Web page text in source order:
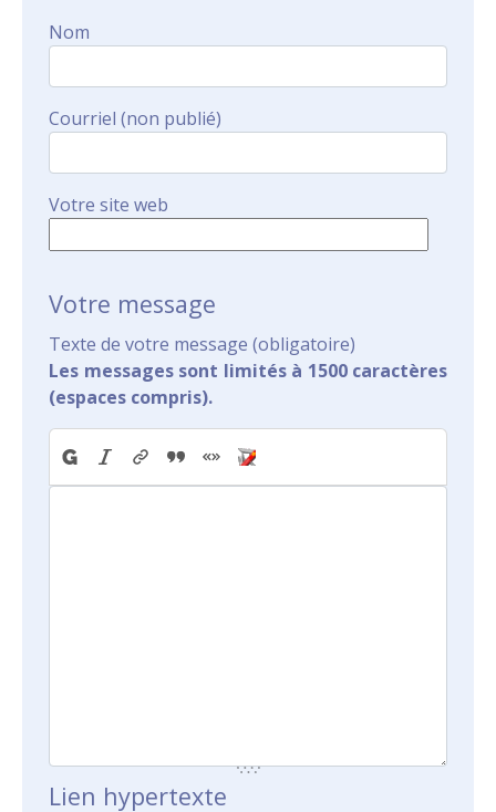
Nom
Courriel (non publié)
Votre site web
Votre message
Texte de votre message (obligatoire)
Les messages sont limités à 1500 caractères
(espaces compris).
Lien hypertexte